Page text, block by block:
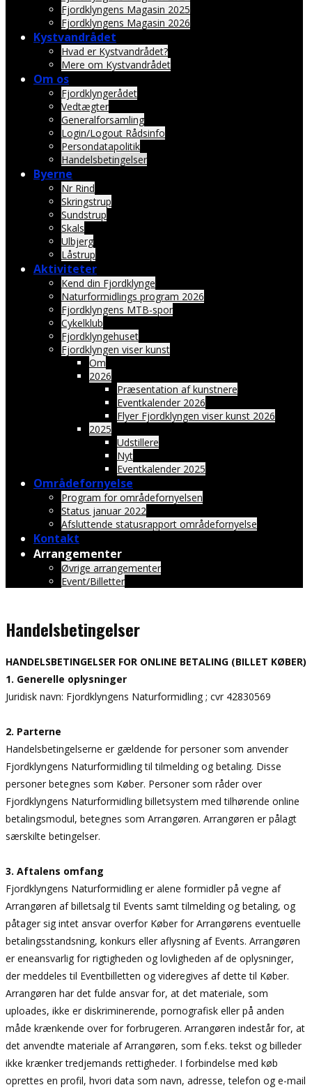
Fjordklyngens Magasin 2025
Fjordklyngens Magasin 2026
Kystvandrådet
Hvad er Kystvandrådet?
Mere om Kystvandrådet
Om os
Fjordklyngerådet
Vedtægter
Generalforsamling
Login/Logout Rådsinfo
Persondatapolitik
Handelsbetingelser
Byerne
Nr Rind
Skringstrup
Sundstrup
Skals
Ulbjerg
Låstrup
Aktiviteter
Kend din Fjordklynge
Naturformidlings program 2026
Fjordklyngens MTB-spor
Cykelklub
Fjordklyngehuset
Fjordklyngen viser kunst
Om
2026
Præsentation af kunstnere
Eventkalender 2026
Flyer Fjordklyngen viser kunst 2026
2025
Udstillere
Nyt
Eventkalender 2025
Områdefornyelse
Program for områdefornyelsen
Status januar 2022
Afsluttende statusrapport områdefornyelse
Kontakt
Arrangementer
Øvrige arrangementer
Event/Billetter
Handelsbetingelser
HANDELSBETINGELSER FOR ONLINE BETALING (BILLET KØBER)
1. Generelle oplysninger
Juridisk navn: Fjordklyngens Naturformidling ; cvr 42830569
2. Parterne
Handelsbetingelserne er gældende for personer som anvender
Fjordklyngens Naturformidling til tilmelding og betaling. Disse
personer betegnes som Køber. Personer som råder over
Fjordklyngens Naturformidling billetsystem med tilhørende online
betalingsmodul, betegnes som Arrangøren. Arrangøren er pålagt
særskilte betingelser.
3. Aftalens omfang
Fjordklyngens Naturformidling er alene formidler på vegne af
Arrangøren af billetsalg til Events samt tilmelding og betaling, og
påtager sig intet ansvar overfor Køber for Arrangørens eventuelle
betalingsstandsning, konkurs eller aflysning af Events. Arrangøren
er eneansvarlig for rigtigheden og lovligheden af de oplysninger,
der meddeles til Eventbilletten og videregives af dette til Køber.
Arrangøren har det fulde ansvar for, at det materiale, som
uploades, ikke er diskriminerende, pornografisk eller på anden
måde krænkende over for forbrugeren. Arrangøren indestår for, at
det anvendte materiale af Arrangøren, som f.eks. tekst og billeder
ikke krænker tredjemands rettigheder. I forbindelse med køb
oprettes en profil, hvori data som navn, adresse, telefon og e-mail